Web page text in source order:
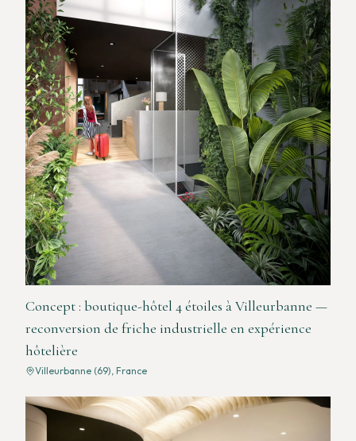
Concept : boutique-hôtel 4 étoiles à Villeurbanne —
reconversion de friche industrielle en expérience
hôtelière
Villeurbanne (69), France